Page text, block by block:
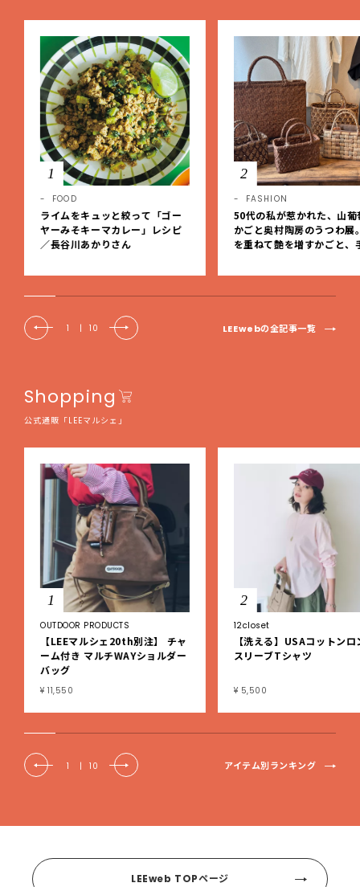
1
FOOD
ライムをキュッと絞って「ゴー
ヤーみそキーマカレー」レシピ
／長谷川あかりさん
2
FASHION
50代の私が惹かれた、山葡
かごと奥村陶房のうつわ展
を重ねて艶を増すかごと、
EE DAYS club tanpopo
1 | 10 LEEwebの全記事一覧
Shopping
公式通販「LEEマルシェ」
1
OUTDOOR PRODUCTS
【LEEマルシェ20th別注】 チャ
ーム付き マルチWAYショルダー
バッグ
¥ 11,550
2
12closet
【洗える】USAコットンロ
スリーブTシャツ
¥ 5,500
1 | 10 アイテム別ランキング
LEEweb TOPページ